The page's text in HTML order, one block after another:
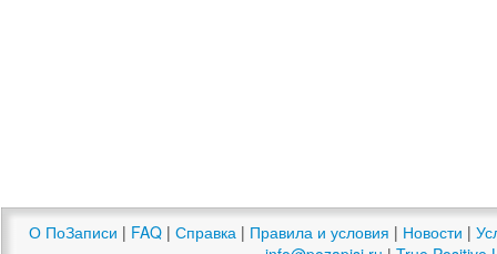
О ПоЗаписи | FAQ | Справка | Правила и условия | Новости |